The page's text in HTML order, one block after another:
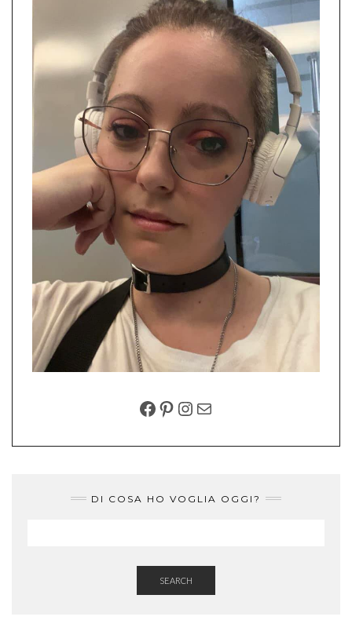
FACEBOOK
PINTEREST
INSTAGRAM
EMAIL
DI COSA HO VOGLIA OGGI?
SEARCH